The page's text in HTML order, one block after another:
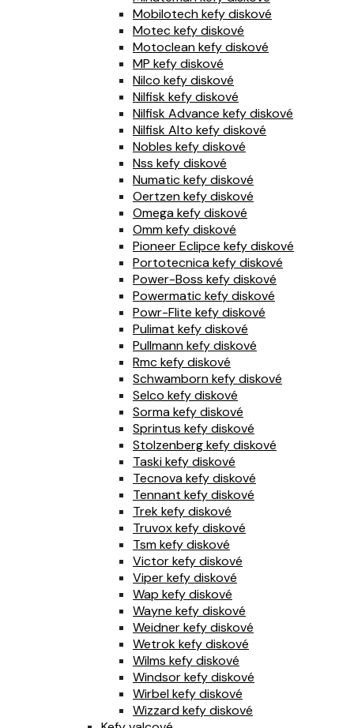
Mobilotech kefy diskové
Motec kefy diskové
Motoclean kefy diskové
MP kefy diskové
Nilco kefy diskové
Nilfisk kefy diskové
Nilfisk Advance kefy diskové
Nilfisk Alto kefy diskové
Nobles kefy diskové
Nss kefy diskové
Numatic kefy diskové
Oertzen kefy diskové
Omega kefy diskové
Omm kefy diskové
Pioneer Eclipce kefy diskové
Portotecnica kefy diskové
Power-Boss kefy diskové
Powermatic kefy diskové
Powr-Flite kefy diskové
Pulimat kefy diskové
Pullmann kefy diskové
Rmc kefy diskové
Schwamborn kefy diskové
Selco kefy diskové
Sorma kefy diskové
Sprintus kefy diskové
Stolzenberg kefy diskové
Taski kefy diskové
Tecnova kefy diskové
Tennant kefy diskové
Trek kefy diskové
Truvox kefy diskové
Tsm kefy diskové
Victor kefy diskové
Viper kefy diskové
Wap kefy diskové
Wayne kefy diskové
Weidner kefy diskové
Wetrok kefy diskové
Wilms kefy diskové
Windsor kefy diskové
Wirbel kefy diskové
Wizzard kefy diskové